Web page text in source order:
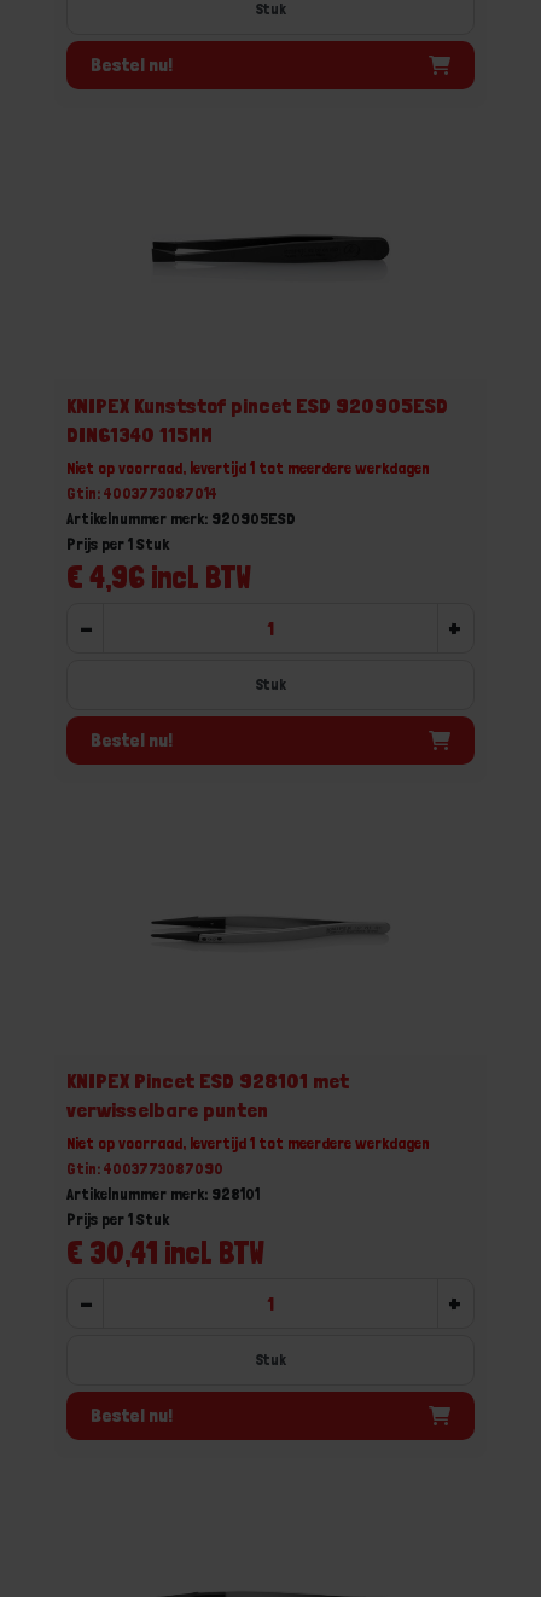
Stuk
Bestel nu!
KNIPEX Kunststof pincet ESD 920905ESD
DIN61340 115MM
Niet op voorraad, levertijd 1 tot meerdere werkdagen
Gtin: 4003773087014
Artikelnummer merk: 920905ESD
€ 4,96 incl. BTW
Prijs per 1 Stuk
- +
Stuk
Bestel nu!
KNIPEX Pincet ESD 928101 met
verwisselbare punten
Niet op voorraad, levertijd 1 tot meerdere werkdagen
Gtin: 4003773087090
Artikelnummer merk: 928101
€ 30,41 incl. BTW
Prijs per 1 Stuk
- +
Stuk
Bestel nu!